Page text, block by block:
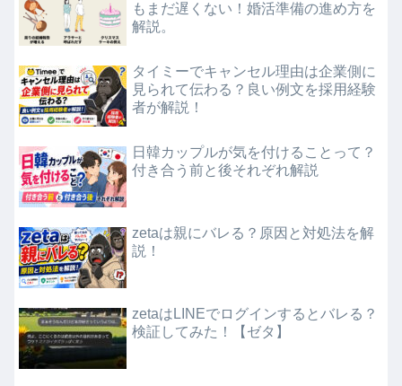
もまだ遅くない！婚活準備の進め方を
解説。
タイミーでキャンセル理由は企業側に
見られて伝わる？良い例文を採用経験
者が解説！
日韓カップルが気を付けることって？
付き合う前と後それぞれ解説
zetaは親にバレる？原因と対処法を解
説！
zetaはLINEでログインするとバレる？
検証してみた！【ゼタ】